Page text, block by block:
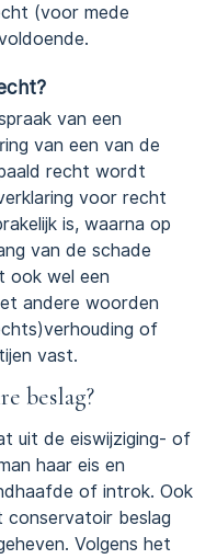
(voor mede
van een
van een van de
recht wordt
voor recht
is, waarna op
van de schade
ook wel een
andere woorden
of
vast.
beslag?
uit de eiswijziging- of
haar eis en
of introk. Ook
beslag
Volgens het